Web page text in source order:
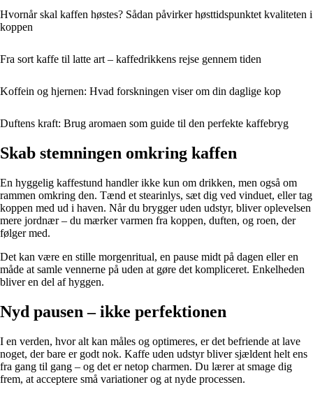
Hvornår skal kaffen høstes? Sådan påvirker høsttidspunktet kvaliteten i
koppen
Fra sort kaffe til latte art – kaffedrikkens rejse gennem tiden
Koffein og hjernen: Hvad forskningen viser om din daglige kop
Duftens kraft: Brug aromaen som guide til den perfekte kaffebryg
Skab stemningen omkring kaffen
En hyggelig kaffestund handler ikke kun om drikken, men også om
rammen omkring den. Tænd et stearinlys, sæt dig ved vinduet, eller tag
koppen med ud i haven. Når du brygger uden udstyr, bliver oplevelsen
mere jordnær – du mærker varmen fra koppen, duften, og roen, der
følger med.
Det kan være en stille morgenritual, en pause midt på dagen eller en
måde at samle vennerne på uden at gøre det kompliceret. Enkelheden
bliver en del af hyggen.
Nyd pausen – ikke perfektionen
I en verden, hvor alt kan måles og optimeres, er det befriende at lave
noget, der bare er godt nok. Kaffe uden udstyr bliver sjældent helt ens
fra gang til gang – og det er netop charmen. Du lærer at smage dig
frem, at acceptere små variationer og at nyde processen.